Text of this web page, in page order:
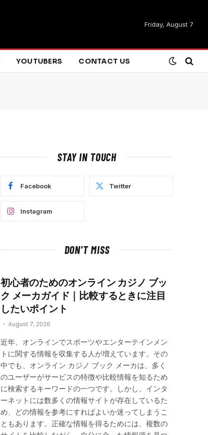
Friday, August 7
YOUTUBERS CONTACT US
STAY IN TOUCH
Facebook Twitter
Instagram
DON'T MISS
初心者のためのオンライン カジノ ブッ
ク メーカガイド｜比較するときに注目
したいポイント
August 7, 2026
近年、オンラインでスポーツやエンターテインメン
トに関する情報を収集する人が増えています。その
中でも、オンライン カジノ ブック メーカは、多く
のユーザーがサービスの特徴や比較情報を知るため
に検索するキーワードの一つです。しかし、インタ
ーネットには数多くの情報サイトが存在しているた
め、どの情報を参考にすればよいか迷ってしまうこ
ともあります。正確な情報を得るためには、複数の